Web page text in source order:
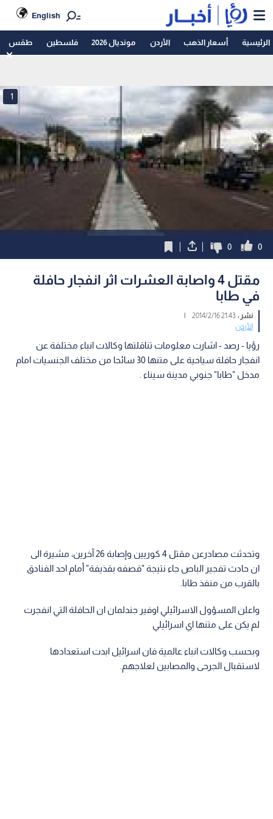
English
الرئيسية أسعار الذهب الأردن مونديال 2026 فلسطين طقس
1
0
0
مقتل 4 واصابة العشرات اثر انفجار حافلة
في طابا
نشر :21:43 2014/2/16
|
الأردن
رؤيا - رصد - اشارت معلومات تناقلتها وكالات انباء مختلفة عن
انفجار حافلة سياحية على متنها 30 سائحا من مختلف الجنسيات امام
مدخل "طابا" جنوبي مدينة سيناء .
وتحدثت مصادرعن مقتل 4 كوريين وإصابة 26 آخرين، مشيرة الى
ان حادث تفجير الباص جاء نتيجة "قصفه بقذيفة" أمام احد الفنادق
بالقرب من منفذ طابا.
واعلن المسؤول الاسرائيلي اوفير جندلمان ان الحافلة التي انفجرت
لم يكن على متنها اي اسرائيلي
وبحسب وكالات انباء عالمية فان اسرائيل ابدت استعدادها
لاستقبال الجرحى والمصابين لعلاجهم.